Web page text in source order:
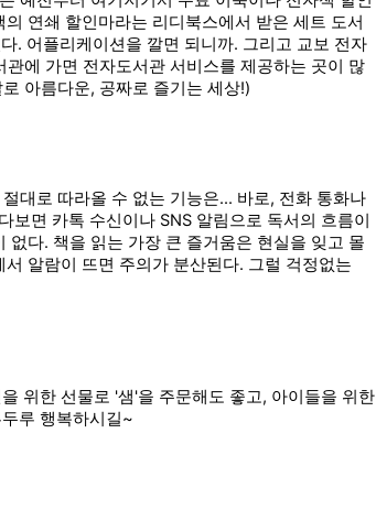
연쇄 할인마라는 리디북스에서 받은 세트 도서
. 어플리케이션을 깔면 되니까. 그리고 교보 전자
에 가면 전자도서관 서비스를 제공하는 곳이 많
아름다운, 공짜로 즐기는 세상!)
대로 따라올 수 없는 기능은... 바로, 전화 통화나
보면 카톡 수신이나 SNS 알림으로 독서의 흐름이
다. 책을 읽는 가장 큰 즐거움은 현실을 잊고 몰
알람이 뜨면 주의가 분산된다. 그럴 걱정없는
위한 선물로 '샘'을 주문해도 좋고, 아이들을 위한
루 행복하시길~